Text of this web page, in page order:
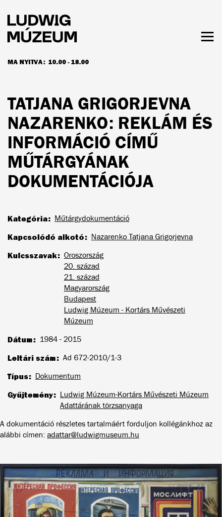
tartalomra
MA NYITVA: 10.00 - 18.00
NYITVATARTÁS ÉS JEGYÁRAK
TATJANA GRIGORJEVNA
NAZARENKO: REKLÁM ÉS
INFORMÁCIÓ CÍMŰ
MŰTÁRGYÁNAK
DOKUMENTÁCIÓJA
Kategória Műtárgydokumentáció
Kapcsolódó alkotó Nazarenko Tatjana Grigorjevna
Kulcsszavak
Oroszország
20. század
21. század
Magyarország
Budapest
Ludwig Múzeum - Kortárs Művészeti
Múzeum
Dátum 1984 - 2015
Leltári szám Ad 672-2010/1-3
Típus Dokumentum
Gyűjtemény
Ludwig Múzeum-Kortárs Művészeti Múzeum
Adattárának törzsanyaga
A dokumentáció részletes tartalmáért forduljon kollégánkhoz az
alábbi címen: adattar@ludwigmuseum.hu